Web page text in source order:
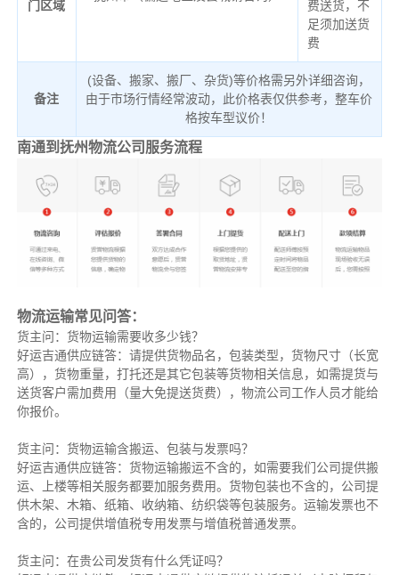
门区域
费送货，不
足须加送货
费
备注
(设备、搬家、搬厂、杂货)等价格需另外详细咨询，
由于市场行情经常波动，此价格表仅供参考，整车价
格按车型议价！
南通到抚州物流公司服务流程
物流运输常见问答：
货主问：货物运输需要收多少钱？
好运吉通供应链答：请提供货物品名，包装类型，货物尺寸（长宽
高），货物重量，打托还是其它包装等货物相关信息，如需提货与
送货客户需加费用（量大免提送货费），物流公司工作人员才能给
你报价。
货主问：货物运输含搬运、包装与发票吗？
好运吉通供应链答：货物运输搬运不含的，如需要我们公司提供搬
运、上楼等相关服务都要加服务费用。货物包装也不含的，公司提
供木架、木箱、纸箱、收纳箱、纺织袋等包装服务。运输发票也不
含的，公司提供增值税专用发票与增值税普通发票。
货主问：在贵公司发货有什么凭证吗？